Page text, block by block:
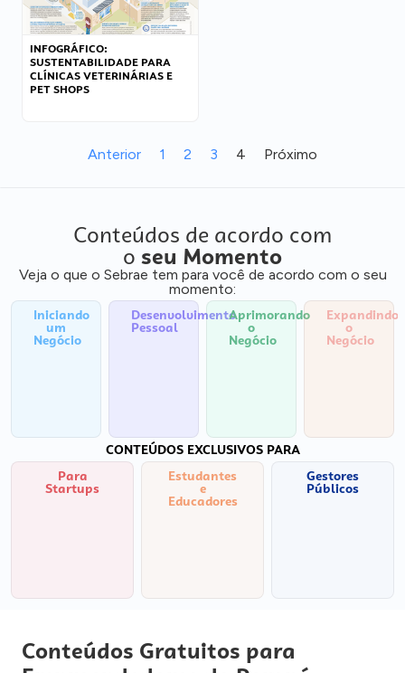
INFOGRÁFICO:
SUSTENTABILIDADE PARA
CLÍNICAS VETERINÁRIAS E
PET SHOPS
Anterior 1 2 3 4 Próximo
Conteúdos de acordo com
o seu Momento
Veja o que o Sebrae tem para você de acordo com o seu
momento:
Iniciando
um
Negócio
Desenvolvimento
Pessoal
Aprimorando
o
Negócio
Expandindo
o
Negócio
CONTEÚDOS EXCLUSIVOS PARA
Para
Startups
Estudantes
e
Educadores
Gestores
Públicos
Conteúdos Gratuitos para